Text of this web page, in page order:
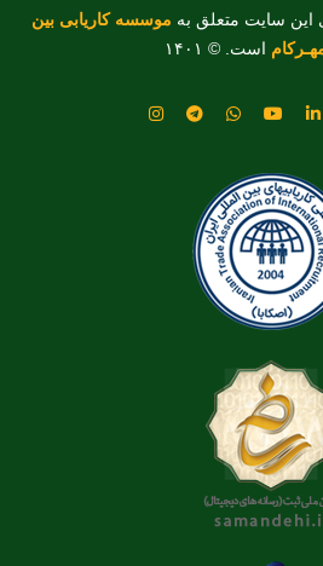
سایت متعلق به موسسه کاریابی بین
است. © ۱۴۰۱